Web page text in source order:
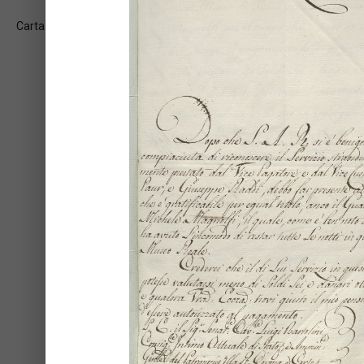
Carta: 2v